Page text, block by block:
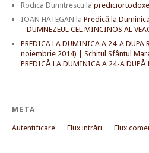
Rodica Dumitrescu la
IOAN HATEGAN la Predică la
– DUMNEZEUL CEL MINCINOS AL
PREDICA LA DUMINICA A 24-A DUPA
noiembrie 2014) | Schitul Sfântul
PREDICĂ LA DUMINICA A 24-A DUPĂ
META
Autentificare Flux intrări Flux